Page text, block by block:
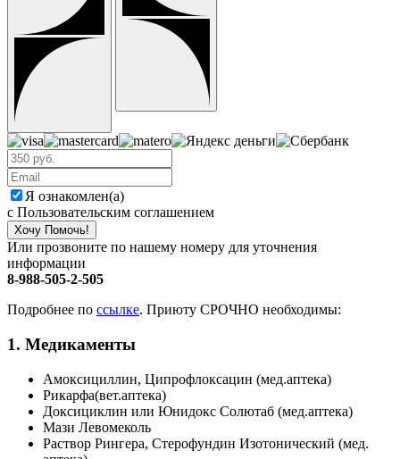
Я ознакомлен(а)
с Пользовательским соглашением
Хочу Помочь!
Или прозвоните по нашему номеру для уточнения
информации
8-988-505-2-505
Подробнее по ссылке. Приюту СРОЧНО необходимы:
1. Медикаменты
Амоксициллин, Ципрофлоксацин (мед.аптека)
Рикарфа(вет.аптека)
Доксициклин или Юнидокс Солютаб (мед.аптека)
Мази Левомеколь
Раствор Рингера, Стерофундин Изотонический (мед.